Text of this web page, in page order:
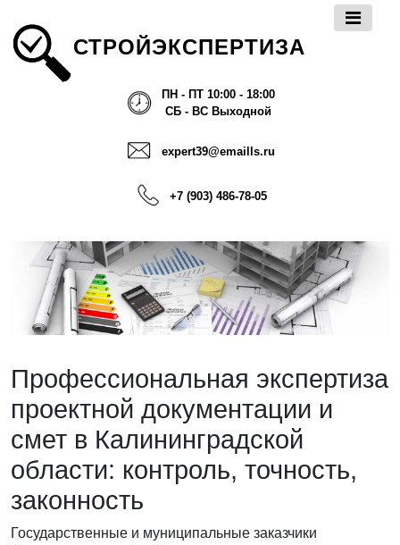
СТРОЙЭКСПЕРТИЗА
ПН - ПТ 10:00 - 18:00
СБ - ВС Выходной
expert39@emaills.ru
+7 (903) 486-78-05
Профессиональная экспертиза
проектной документации и
смет в Калининградской
области: контроль, точность,
законность
Государственные и муниципальные заказчики